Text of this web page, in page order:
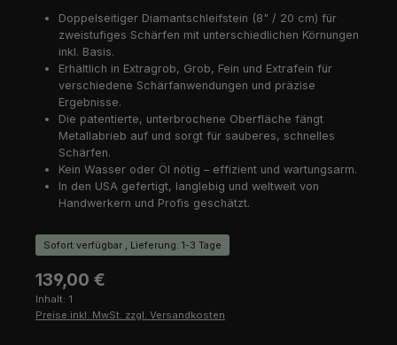
Doppelseitiger Diamantschleifstein (8" / 20 cm) für
zweistufiges Schärfen mit unterschiedlichen Körnungen
inkl. Basis.
Erhältlich in Extragrob, Grob, Fein und Extrafein für
verschiedene Schärfanwendungen und präzise
Ergebnisse.
Die patentierte, unterbrochene Oberfläche fängt
Metallabrieb auf und sorgt für sauberes, schnelles
Schärfen.
Kein Wasser oder Öl nötig – effizient und wartungsarm.
In den USA gefertigt, langlebig und weltweit von
Handwerkern und Profis geschätzt.
Sofort verfügbar , Lieferung: 1-3 Tage
Regulärer Preis:
139,00 €
Inhalt: 1
Preise inkl. MwSt. zzgl. Versandkosten